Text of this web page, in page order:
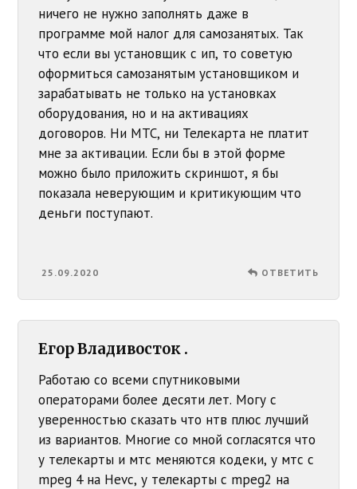
ничего не нужно заполнять даже в
программе мой налог для самозанятых. Так
что если вы установщик с ип, то советую
оформиться самозанятым установщиком и
зарабатывать не только на установках
оборудования, но и на активациях
договоров. Ни МТС, ни Телекарта не платит
мне за активации. Если бы в этой форме
можно было приложить скриншот, я бы
показала неверующим и критикующим что
деньги поступают.
25.09.2020 ОТВЕТИТЬ
Егор Владивосток .
Работаю со всеми спутниковыми
операторами более десяти лет. Могу с
уверенностью сказать что нтв плюс лучший
из вариантов. Многие со мной согласятся что
у телекарты и мтс меняются кодеки, у мтс с
mpeg 4 на Hevc, у телекарты с mpeg2 на